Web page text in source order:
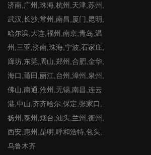
济南,广州,珠海,杭州,天津,苏州,
武汉,长沙,常州,南昌,厦门,昆明,
哈尔滨,大连,福州,南京,青岛,温
州,三亚,济南,珠海,宁波,石家庄,
廊坊,东莞,周山,郑州,合肥,金华,
海口,莆田,丽江,台州,漳州,泉州,
佛山,南通,沧州,无锡,南昌,连云
港,中山,齐齐哈尔,保定,张家口,
扬州,泰州,烟台,汕头,兰州,衡州,
西安,惠州,昆明,呼和浩特,包头,
乌鲁木齐